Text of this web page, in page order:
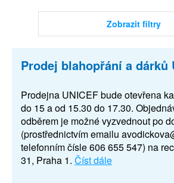
Zobrazit filtry
Prodej blahopřání a dárků
Prodejna UNICEF bude otevřena
do 15 a od 15.30 do 17.30.
odběrem je možné vyzvednout po
(prostřednictvím emailu
telefonním čísle 606 655 547) na
31, Praha 1. Číst dále